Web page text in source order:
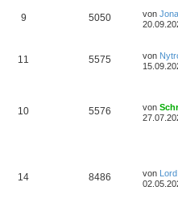
9 5050 von
11 5575 von
10 5576 von
14 8486 von